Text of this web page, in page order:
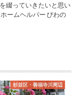
綴っていきたいと思い
ームヘルパー びわの
杉並区・善福寺川周辺